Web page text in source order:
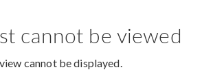
cannot be viewed
cannot be displayed.